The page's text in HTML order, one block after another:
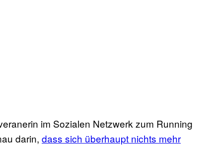
im Sozialen Netzwerk zum Running
darin, dass sich überhaupt nichts mehr